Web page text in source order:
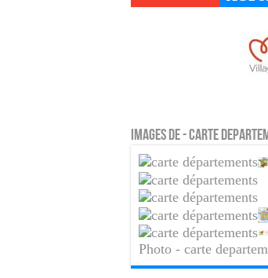
Images de - carte
Photo - carte